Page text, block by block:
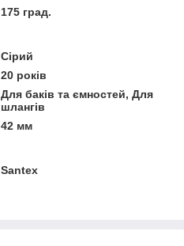
175 град.
Сірий
20 років
Для баків та ємностей, Для
шлангів
42 мм
Santex